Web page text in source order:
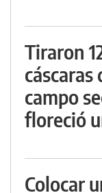
Tiraron
cáscaras
campo
floreció
Colocar